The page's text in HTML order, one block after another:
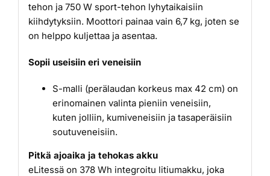
tehon ja 750 W sport-tehon lyhytaikaisiin
kiihdytyksiin. Moottori painaa vain 6,7 kg, joten se
on helppo kuljettaa ja asentaa.
Sopii useisiin eri veneisiin
S-malli (perälaudan korkeus max 42 cm) on
erinomainen valinta pieniin veneisiin,
kuten jolliin, kumiveneisiin ja tasaperäisiin
soutuveneisiin.
Pitkä ajoaika ja tehokas akku
eLitessä on 378 Wh integroitu litiumakku, joka